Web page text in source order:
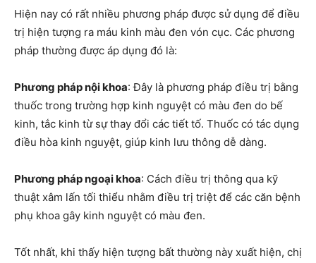
Hiện nay có rất nhiều phương pháp được sử dụng để điều
trị hiện tượng ra máu kinh màu đen vón cục. Các phương
pháp thường được áp dụng đó là:
Phương pháp nội khoa: Đây là phương pháp điều trị bằng
thuốc trong trường hợp kinh nguyệt có màu đen do bế
kinh, tắc kinh từ sự thay đổi các tiết tố. Thuốc có tác dụng
điều hòa kinh nguyệt, giúp kinh lưu thông dễ dàng.
Phương pháp ngoại khoa: Cách điều trị thông qua kỹ
thuật xâm lấn tối thiểu nhằm điều trị triệt để các căn bệnh
phụ khoa gây kinh nguyệt có màu đen.
Tốt nhất, khi thấy hiện tượng bất thường này xuất hiện, chị